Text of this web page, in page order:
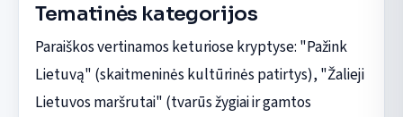
Tematinės kategorijos
Paraiškos vertinamos keturiose kryptyse: "Pažink
Lietuvą" (skaitmeninės kultūrinės patirtys), "Žalieji
Lietuvos maršrutai" (tvarūs žygiai ir gamtos